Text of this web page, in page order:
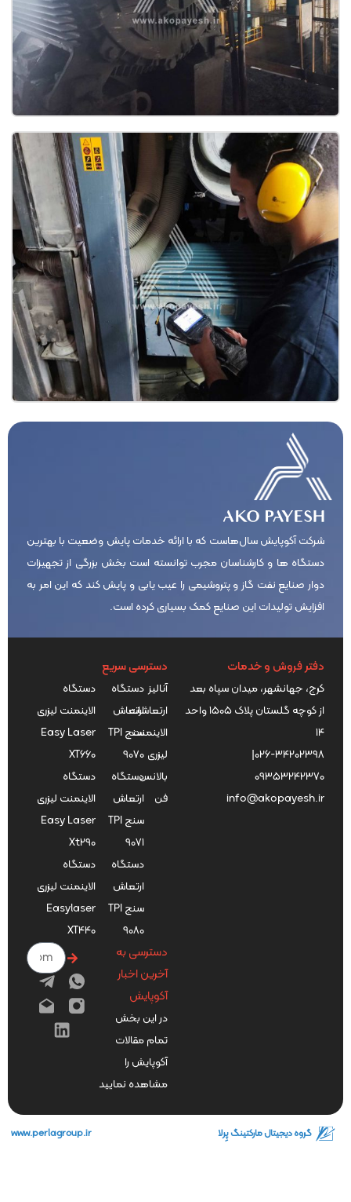
شرکت آکوپایش سال‌هاست که با ارائه خدمات پایش وضعیت با بهترین
دستگاه ها و کارشناسان مجرب توانسته است بخش بزرگی از تجهیزات
دوار صنایع نفت گاز و پتروشیمی را عیب یابی و پایش کند که این امر به
افزایش تولیدات این صنایع کمک بسیاری کرده است.
دفتر فروش و خدمات
کرج، جهانشهر، میدان سپاه بعد
از کوچه گلستان پلاک ۱۵۰۵ واحد
۱۴
026-34202398
|
09353242370
info@akopayesh.ir
دسترسی سریع
آنالیز
ارتعاشات
الاینمنت
لیزری
بالانس
فن
دستگاه
ارتعاش
سنج TPI
9070
دستگاه
ارتعاش
سنج TPI
9071
دستگاه
ارتعاش
سنج TPI
9080
دستگاه
الاینمنت لیزری
Easy Laser
XT660
دستگاه
الاینمنت لیزری
Easy Laser
Xt290
دستگاه
الاینمنت لیزری
Easylaser
XT440
دسترسی به
آخرین اخبار
آکوپایش
در این بخش
تمام مقالات
آکوپایش را
مشاهده نمایید
گروه دیجیتال مارکتینگ پِرلا www.perlagroup.ir